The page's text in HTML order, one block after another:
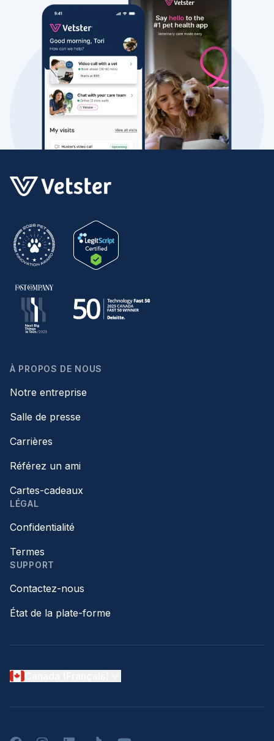
À PROPOS DE NOUS
Notre entreprise
Salle de presse
Carrières
Référez un ami
Cartes-cadeaux
LÉGAL
Confidentialité
Termes
SUPPORT
Contactez-nous
État de la plate-forme